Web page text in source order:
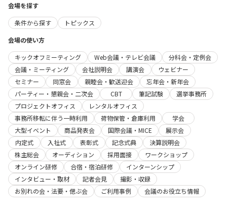
会場を探す
条件から探す
トピックス
会場の使い方
キックオフミーティング
Web会議・テレビ会議
分科会・定例会
会議・ミーティング
会社説明会 講演会
ウェビナー
セミナー
同窓会 親睦会・歓送迎会
忘年会・新年会
パーティー・懇親会・二次会
CBT 筆記試験
選挙事務所
プロジェクトオフィス
レンタルオフィス
事務所移転に伴う一時利用
荷物保管・倉庫利用
学会
大型イベント
商品発表会 国際会議・MICE
展示会
内定式
入社式 表彰式 記念式典
決算説明会
株主総会
オーディション 採用面接
ワークショップ
オンライン研修
合宿・宿泊研修
インターンシップ
インタビュー・取材
記者会見
撮影・収録
お別れの会・法要・偲ぶ会
ご利用事例 会議のお役立ち情報